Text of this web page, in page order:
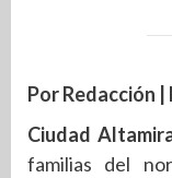
Por Redacción |
Ciudad
familias del